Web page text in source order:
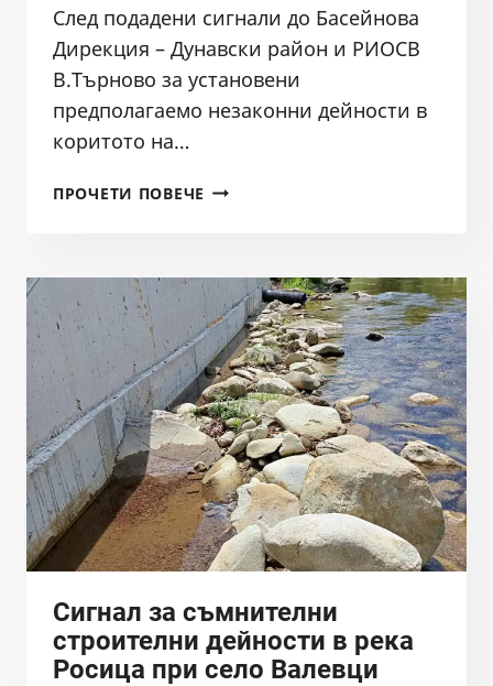
След подадени сигнали до Басейнова
Дирекция – Дунавски район и РИОСВ
В.Търново за установени
предполагаемо незаконни дейности в
коритото на…
ПРОЧЕТИ ПОВЕЧЕ ЗАЩО
НАРУШЕНИЯ,
НО
НЕ
ПРЕДПРИЕМАТ
ДЕЙСТВИЯ?
Сигнал за съмнителни
строителни дейности в река
Росица при село Валевци